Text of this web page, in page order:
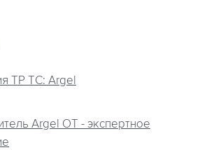
ТР ТС: Argel
Argel OT - экспертное